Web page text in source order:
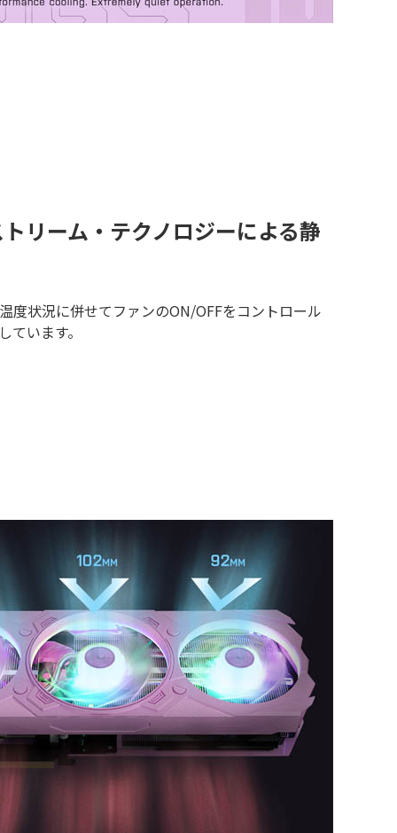
リーム・テクノロジーによる静
度状況に併せてファンのON/OFFをコントロール
います。